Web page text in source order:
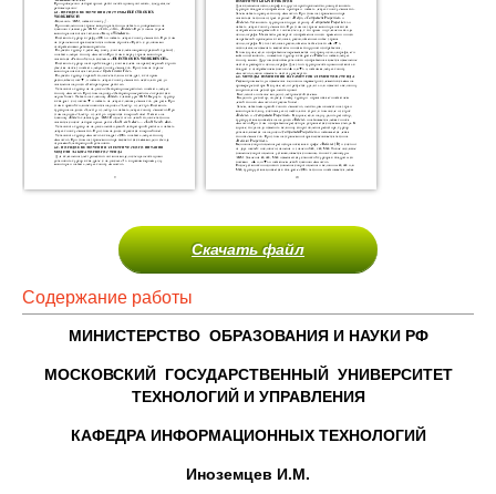
Скачать файл
Содержание работы
МИНИСТЕРСТВО ОБРАЗОВАНИЯ И НАУКИ РФ
МОСКОВСКИЙ ГОСУДАРСТВЕННЫЙ УНИВЕРСИТЕТ
ТЕХНОЛОГИЙ И УПРАВЛЕНИЯ
КАФЕДРА ИНФОРМАЦИОННЫХ ТЕХНОЛОГИЙ
Иноземцев И.М.